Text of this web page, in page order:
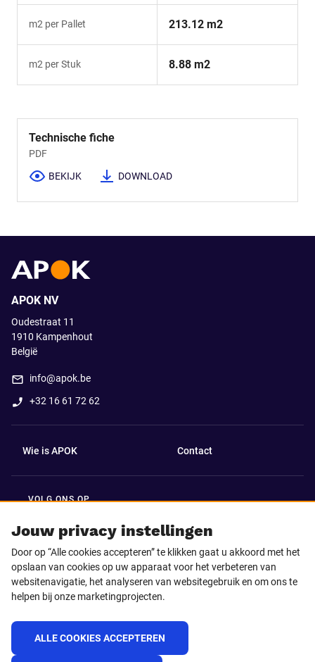
m2 per Pallet 213.12 m2
m2 per Stuk 8.88 m2
Technische fiche
PDF
BEKIJK DOWNLOAD
Jouw privacy instellingen
Door op “Alle cookies accepteren” te klikken gaat u akkoord met het
opslaan van cookies op uw apparaat voor het verbeteren van
websitenavigatie, het analyseren van websitegebruik en om ons te
helpen bij onze marketingprojecten.
ALLE COOKIES ACCEPTEREN
APOK NV
Oudestraat 11
1910 Kampenhout
België
info@apok.be
+32 16 61 72 62
Wie is APOK Contact
VOLG ONS OP
Facebook LinkedIn
Instagram TikTok